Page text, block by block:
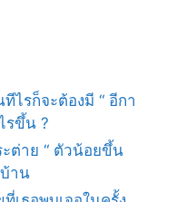
ไรก็จะต้องมี “ อีกา
รขึ้น ?
ต่าย “ ตัวน้อยขึ้น
าน